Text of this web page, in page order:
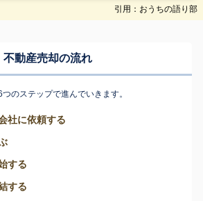
引用：おうちの語り部
不動産売却の流れ
のステップで進んでいきます。
社に依頼する
する
する